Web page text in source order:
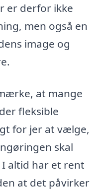
er derfor ikke
men også en
image og
at mange
fleksible
for jer at vælge,
skal
altid har et rent
at det påvirker